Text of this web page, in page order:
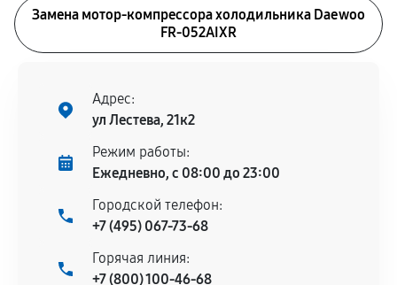
Замена мотор-компрессора холодильника Daewoo
FR-052AIXR
Адрес:
ул Лестева, 21к2
Режим работы:
Ежедневно, с 08:00 до 23:00
Городской телефон:
+7 (495) 067-73-68
Горячая линия:
+7 (800) 100-46-68